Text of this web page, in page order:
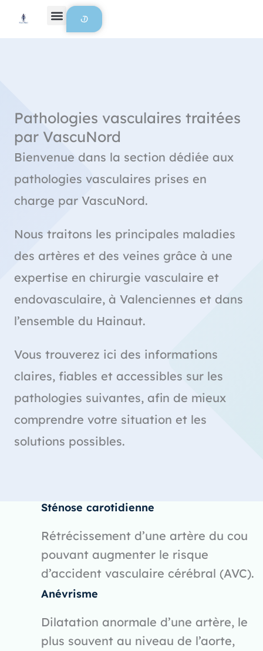
Pathologies vasculaires traitées
par VascuNord
Bienvenue dans la section dédiée aux
pathologies vasculaires prises en
charge par VascuNord.
Nous traitons les principales maladies
des artères et des veines grâce à une
expertise en chirurgie vasculaire et
endovasculaire, à Valenciennes et dans
l’ensemble du Hainaut.
Vous trouverez ici des informations
claires, fiables et accessibles sur les
pathologies suivantes, afin de mieux
comprendre votre situation et les
solutions possibles.
Sténose carotidienne
Rétrécissement d’une artère du cou
pouvant augmenter le risque
d’accident vasculaire cérébral (AVC).
Anévrisme
Dilatation anormale d’une artère, le
plus souvent au niveau de l’aorte,